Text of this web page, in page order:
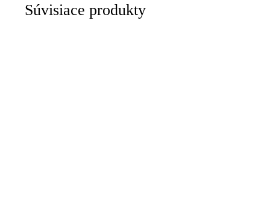
Súvisiace produkty